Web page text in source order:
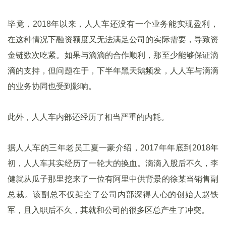
毕竟，2018年以来，人人车还没有一个业务能实现盈利，
在这种情况下融资额度又无法满足公司的实际需要，导致资
金链数次吃紧。如果与滴滴的合作顺利，那至少能够保证滴
滴的支持，但问题在于，下半年黑天鹅频发，人人车与滴滴
的业务协同也受到影响。
此外，人人车内部还经历了相当严重的内耗。
据人人车的三年老员工夏一豪介绍，2017年年底到2018年
初，人人车其实经历了一轮大的换血。滴滴入股后不久，李
健就从瓜子那里挖来了一位有阿里中供背景的徐某当销售副
总裁。该副总不仅架空了公司内部深得人心的创始人赵铁
军，且入职后不久，其就和公司的很多区总产生了冲突。